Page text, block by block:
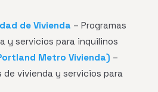
de Vivienda – Programas
y servicios para inquilinos
Metro Vivienda) –
de vivienda y servicios para